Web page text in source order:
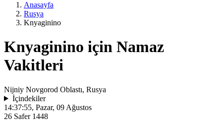
Anasayfa
Rusya
Knyaginino
Knyaginino için Namaz
Vakitleri
Nijniy Novgorod Oblastı, Rusya
İçindekiler
14:37:55, Pazar, 09 Ağustos
26 Safer 1448